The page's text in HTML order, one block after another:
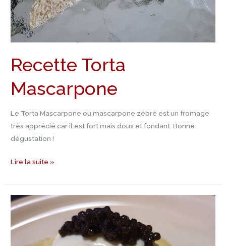
Recette Torta
Mascarpone
Le Torta Mascarpone ou mascarpone zébré est un fromage
très apprécié car il est fort mais doux et fondant. Bonne
dégustation !
Lire la suite »
Recette
purée
de